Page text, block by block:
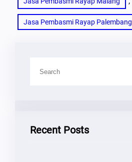
Jasa Pembasmi Rayap Palembang
Recent Posts